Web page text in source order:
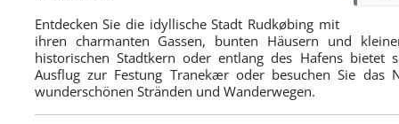
Entdecken Sie die idyllische Stadt Rudkøbing mit
ihren charmanten Gassen, bunten Häusern und
historischen Stadtkern oder entlang des Hafens bietet
Ausflug zur Festung Tranekær oder besuchen Sie
wunderschönen Stränden und Wanderwegen.